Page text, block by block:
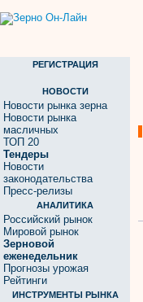
РЕГИСТРАЦИЯ
НОВОСТИ
Новости рынка зерна
Новости рынка
масличных
ТОП 20
Тендеры
Новости
законодательства
Пресс-релизы
АНАЛИТИКА
Российский рынок
Мировой рынок
Зерновой
еженедельник
Прогнозы урожая
Рейтинги
ИНСТРУМЕНТЫ РЫНКА